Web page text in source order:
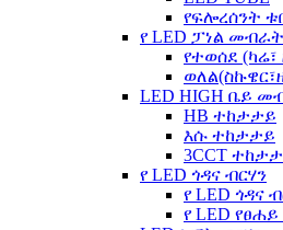
የፍሎረሰንት
የ LED ፓነል መብራት
የተወሰደ (ካሬ፣
LED HIGH ቤይ
HB ተከታታይ
እሱ ተከታታይ
3CCT
የ LED ጎዳና ብርሃን
የ LED ጎዳና
የ LED